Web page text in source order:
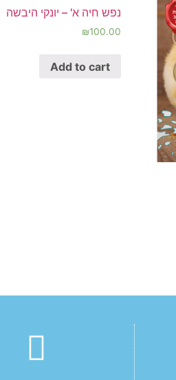
נפש חיה א' – יונקי היבשה
₪100.00
Add to cart